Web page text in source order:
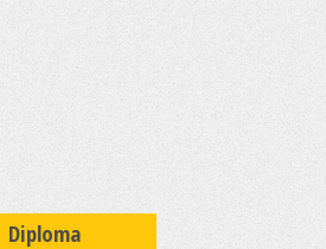
Diploma